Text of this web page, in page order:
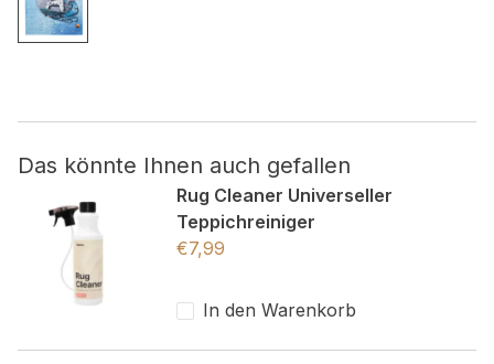
Das könnte Ihnen auch gefallen
Rug Cleaner Universeller
Teppichreiniger
€7,99
In den Warenkorb
Nicht kategorisiert.
wurden.
Alle ablehnen
Meine Einstellungen speichern